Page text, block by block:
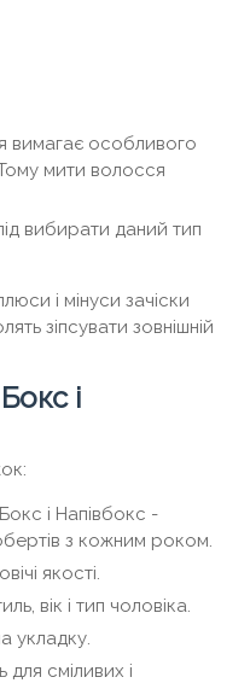
вимагає особливого
мити волосся
вибирати даний тип
і мінуси зачіски
зіпсувати зовнішній
і
і Напівбокс -
з кожним роком.
якості.
вік і тип чоловіка.
укладку.
для сміливих і